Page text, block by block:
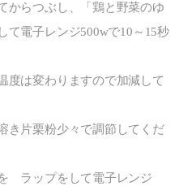
からつぶし、「鶏と野菜のゆ
て電子レンジ500wで10～15秒
度は変わりますので加減して
き片栗粉少々で調節してくだ
ラップをして電子レンジ